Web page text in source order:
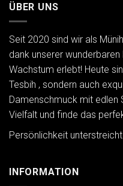
ÜBER UNS
Seit 2020 sind wir als
dank unserer
Wachstum erlebt! Heute
Tesbih , sondern auch
Damenschmuck mit edlen
Vielfalt und finde das
Persönlichkeit unterstreicht
INFORMATION